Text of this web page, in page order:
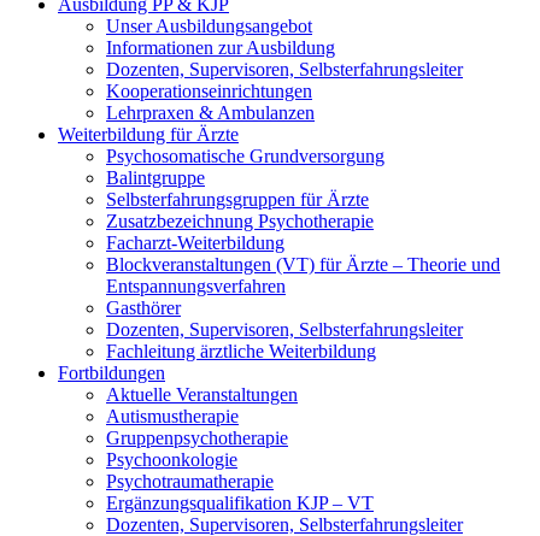
Ausbildung PP & KJP
Unser Ausbildungsangebot
Informationen zur Ausbildung
Dozenten, Supervisoren, Selbsterfahrungsleiter
Kooperationseinrichtungen
Lehrpraxen & Ambulanzen
Weiterbildung für Ärzte
Psychosomatische Grundversorgung
Balintgruppe
Selbsterfahrungsgruppen für Ärzte
Zusatzbezeichnung Psychotherapie
Facharzt-Weiterbildung
Blockveranstaltungen (VT) für Ärzte – Theorie und
Entspannungsverfahren
Gasthörer
Dozenten, Supervisoren, Selbsterfahrungsleiter
Fachleitung ärztliche Weiterbildung
Fortbildungen
Aktuelle Veranstaltungen
Autismustherapie
Gruppenpsychotherapie
Psychoonkologie
Psychotraumatherapie
Ergänzungsqualifikation KJP – VT
Dozenten, Supervisoren, Selbsterfahrungsleiter